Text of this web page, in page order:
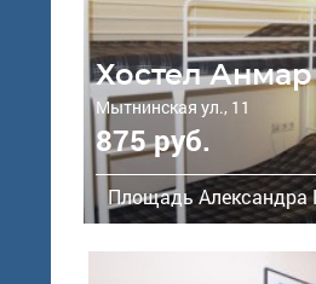
Хостел Анмар
Мытнинская ул., 11
875 руб.
Площадь Александра